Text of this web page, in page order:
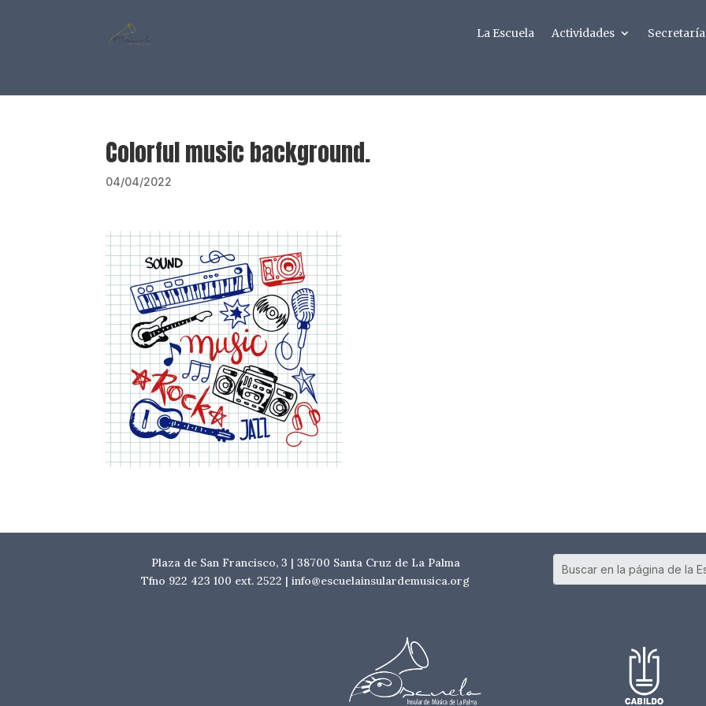
La Escuela Actividades Secretaría
Colorful music background.
04/04/2022
Plaza de San Francisco, 3 | 38700 Santa Cruz de La Palma
Tfno 922 423 100 ext. 2522 | info@escuelainsulardemusica.org